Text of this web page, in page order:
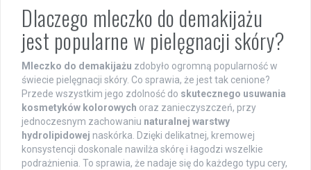
Dlaczego mleczko do demakijażu
jest popularne w pielęgnacji skóry?
Mleczko do demakijażu zdobyło ogromną popularność w
świecie pielęgnacji skóry. Co sprawia, że jest tak cenione?
Przede wszystkim jego zdolność do skutecznego usuwania
kosmetyków kolorowych oraz zanieczyszczeń, przy
jednoczesnym zachowaniu naturalnej warstwy
hydrolipidowej naskórka. Dzięki delikatnej, kremowej
konsystencji doskonale nawilża skórę i łagodzi wszelkie
podrażnienia. To sprawia, że nadaje się do każdego typu cery,